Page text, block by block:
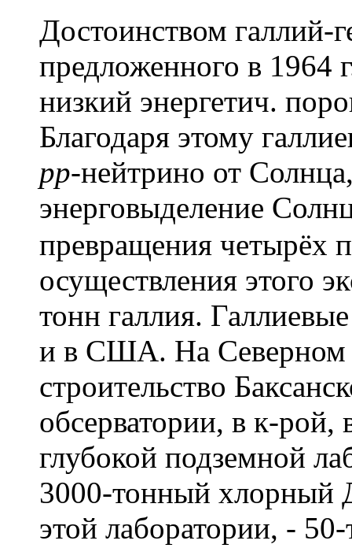
Достоинством галлий-
предложенного в
низкий энергетич.
Благодаря этому
рр-нейтрино от
энерговыделение
превращения четырёх
осуществления этого
тонн галлия.
и в США. На Северном
строительство
обсерватории, в к-рой,
глубокой подземной
3000-тонный хлорный
этой лаборатории, -